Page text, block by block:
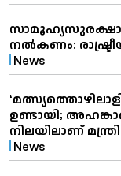
സാമൂഹ്യസുരക്ഷാ
നൽകണം:
News
ഉണ്ടായി;
നിലയിലാണ്
News